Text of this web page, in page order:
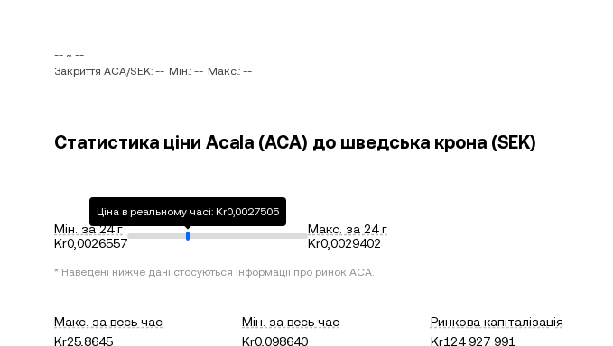
-- ~ --
Закриття ACA/SEK: -- Мін.: -- Макс.: --
Статистика ціни Acala (ACA) до шведська крона (SEK)
Мін. за 24 г
Kr0,0026557
Ціна в реальному часі: Kr0,0027505
Макс. за 24 г
Kr0,0029402
* Наведені нижче дані стосуються інформації про ринок ACA.
Макс. за весь час
Kr25,8645
Мін. за весь час
Kr0,098640
Ринкова капіталізація
Kr124 927 991